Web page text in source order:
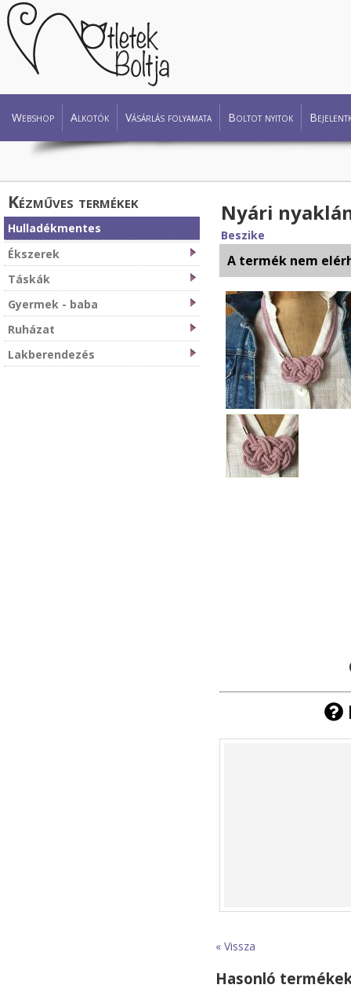
Webshop Alkotók Vásárlás folyamata Boltot nyitok
Kézműves termékek
Hulladékmentes
Ékszerek
Táskák
Gyermek - baba
Ruházat
Lakberendezés
Nyári
Beszike
A termék nem
« Vissza
Hasonló